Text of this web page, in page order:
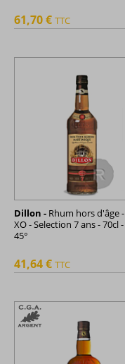
61,70 € TTC
Dillon - Rhum hors d'âge -
XO - Selection 7 ans - 70cl -
45°
41,64 € TTC